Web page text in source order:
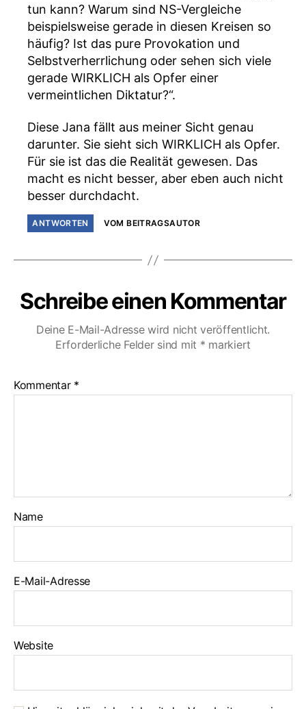
tun kann? Warum sind NS-Vergleiche
beispielsweise gerade in diesen Kreisen so
häufig? Ist das pure Provokation und
Selbstverherrlichung oder sehen sich viele
gerade WIRKLICH als Opfer einer
vermeintlichen Diktatur?“.
Diese Jana fällt aus meiner Sicht genau
darunter. Sie sieht sich WIRKLICH als Opfer.
Für sie ist das die Realität gewesen. Das
macht es nicht besser, aber eben auch nicht
besser durchdacht.
ANTWORTEN VOM BEITRAGSAUTOR
Schreibe einen Kommentar
Deine E-Mail-Adresse wird nicht veröffentlicht.
Erforderliche Felder sind mit * markiert
Kommentar *
Name
E-Mail-Adresse
Website